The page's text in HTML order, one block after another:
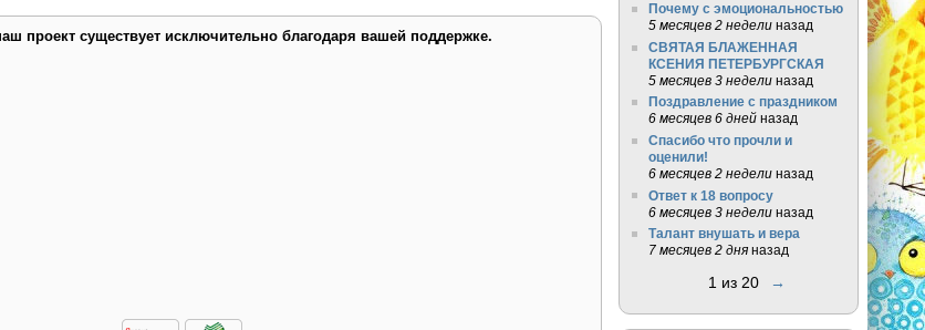
проект существует исключительно благодаря вашей поддержке.
Почему с эмоциональностью
5 месяцев 2 неделиназад
СВЯТАЯ БЛАЖЕННАЯ
КСЕНИЯ ПЕТЕРБУРГСКАЯ
5 месяцев 3 неделиназад
Поздравление с праздником
6 месяцев 6 днейназад
Спасибо что прочли и
оценили!
6 месяцев 2 неделиназад
Ответ к 18 вопросу
6 месяцев 3 неделиназад
Талант внушать и вера
7 месяцев 2 дняназад
1 из 20 →